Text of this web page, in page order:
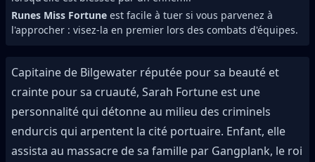
Runes Miss Fortune est facile à tuer si vous parvenez à
l'approcher : visez-la en premier lors des combats d'équipes.
Capitaine de Bilgewater réputée pour sa beauté et
crainte pour sa cruauté, Sarah Fortune est une
personnalité qui détonne au milieu des criminels
endurcis qui arpentent la cité portuaire. Enfant, elle
assista au massacre de sa famille par Gangplank, le roi